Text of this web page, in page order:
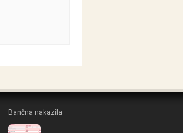
Bančna nakazila